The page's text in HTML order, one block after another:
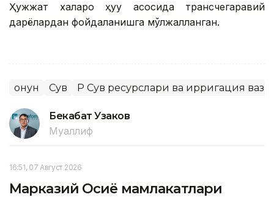
Ҳужжат халқаро ҳуқуқ асосида трансчегаравий
дарёлардан фойдаланишга мўлжалланган.
Қонун Сув ҚР Сув ресурслари ва ирригация
Бекабат Узаков
Муаллиф
16:51, 07 Август 2026
Марказий Осиё мамлакатлари